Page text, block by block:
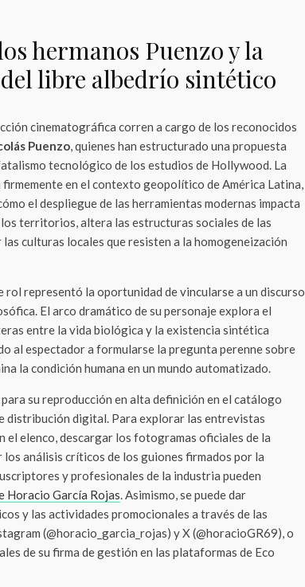
hermanos Puenzo y la
libre albedrío sintético
cinematográfica corren a cargo de los reconocidos
Puenzo, quienes han estructurado una propuesta
tecnológico de los estudios de Hollywood. La
en el contexto geopolítico de América Latina,
el despliegue de las herramientas modernas impacta
territorios, altera las estructuras sociales de las
culturas locales que resisten a la homogeneización
rol representó la oportunidad de vincularse a un discurso
El arco dramático de su personaje explora el
entre la vida biológica y la existencia sintética
al espectador a formularse la pregunta perenne sobre
la condición humana en un mundo automatizado.
su reproducción en alta definición en el catálogo
distribución digital. Para explorar las entrevistas
el elenco, descargar los fotogramas oficiales de la
análisis críticos de los guiones firmados por la
y profesionales de la industria pueden
Horacio García Rojas. Asimismo, se puede dar
y las actividades promocionales a través de las
(@horacio_garcia_rojas) y X (@horacioGR69), o
de su firma de gestión en las plataformas de Eco